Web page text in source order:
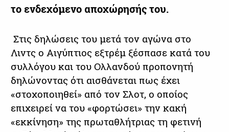
το ενδεχόμενο αποχώρησής του.
Στις δηλώσεις του μετά τον αγώνα στο
Λιντς ο Αιγύπτιος εξτρέμ ξέσπασε κατά του
συλλόγου και του Ολλανδού προπονητή
δηλώνοντας ότι αισθάνεται πως έχει
«στοχοποιηθεί» από τον Σλοτ, ο οποίος
επιχειρεί να του «φορτώσει» την κακή
«εκκίνηση» της πρωταθλήτριας τη φετινή